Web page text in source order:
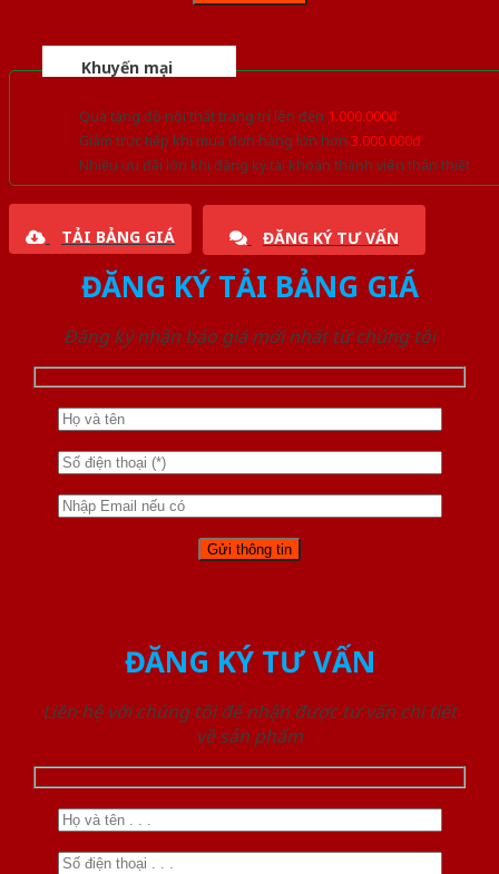
Khuyến mại
Quà tặng đồ nội thất trang trí lên đến 1.000.000đ
Giảm trực tiếp khi mua đơn hàng lớn hơn 3.000.000đ
Nhiều ưu đãi lớn khi đăng ký tài khoản thành viên thân thiết
TẢI BẢNG GIÁ ĐĂNG KÝ TƯ VẤN
ĐĂNG KÝ TẢI BẢNG GIÁ
Đăng ký nhận báo giá mới nhất từ chúng tôi
ĐĂNG KÝ TƯ VẤN
Liên hệ với chúng tôi để nhận được tư vấn chi tiết
về sản phẩm